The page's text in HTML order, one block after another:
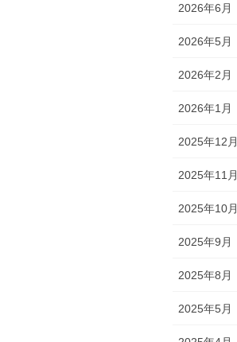
2026年6月
2026年5月
2026年2月
2026年1月
2025年12月
2025年11月
2025年10月
2025年9月
2025年8月
2025年5月